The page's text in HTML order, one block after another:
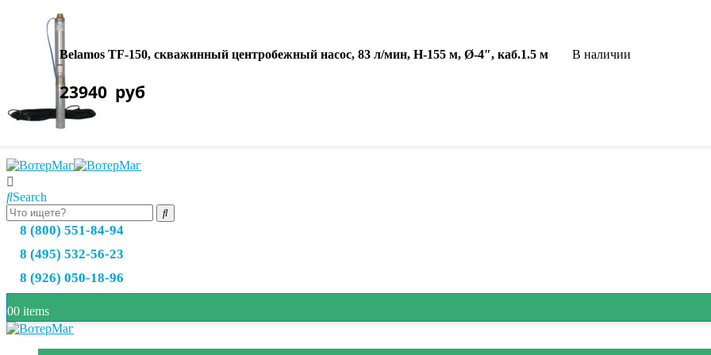
О нас
Оплата товара
Доставка товара
Возврат и обмен
Полезная информация
Search
8 (800) 551-84-94
8 (495) 532-56-23
8 (926) 050-18-96
00 items
Belamos TF-150, скважинный центробежный насос, 83 л/мин, Н-155 м, Ø-4″, каб.1.5 м
23940 руб
В наличии